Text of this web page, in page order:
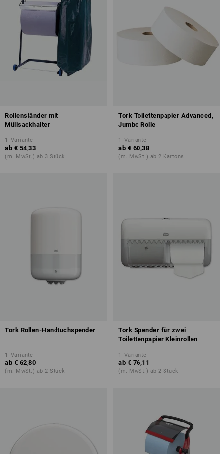
Rollenständer mit
Müllsackhalter
1 Variante
ab € 54,33
(m. MwSt.) ab 3 Stück
Tork Toilettenpapier Advanced,
Jumbo Rolle
1 Variante
ab € 60,38
(m. MwSt.) ab 2 Kartons
Tork Rollen-Handtuchspender
1 Variante
ab € 62,80
(m. MwSt.) ab 2 Stück
Tork Spender für zwei
Toilettenpapier Kleinrollen
1 Variante
ab € 76,11
(m. MwSt.) ab 2 Stück